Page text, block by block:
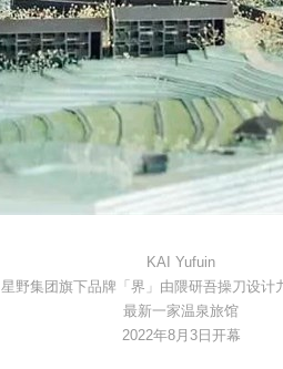
KAI Yufuin
星野集团旗下品牌「界」由隈研吾操刀设计
最新一家温泉旅馆
2022年8月3日开幕